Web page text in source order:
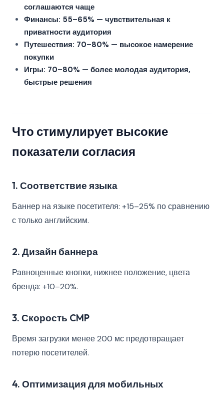
соглашаются чаще
Финансы: 55–65% — чувствительная к
приватности аудитория
Путешествия: 70–80% — высокое намерение
покупки
Игры: 70–80% — более молодая аудитория,
быстрые решения
Что стимулирует высокие
показатели согласия
1. Соответствие языка
Баннер на языке посетителя: +15–25% по сравнению
с только английским.
2. Дизайн баннера
Равноценные кнопки, нижнее положение, цвета
бренда: +10–20%.
3. Скорость CMP
Время загрузки менее 200 мс предотвращает
потерю посетителей.
4. Оптимизация для мобильных